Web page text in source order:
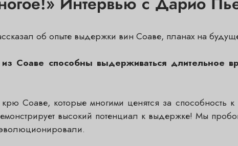
об опыте выдержки вин Соаве, планах на
Соаве способны выдерживаться длительное
Соаве, которые многими ценятся за способность
высокий потенциал к выдержке! Мы